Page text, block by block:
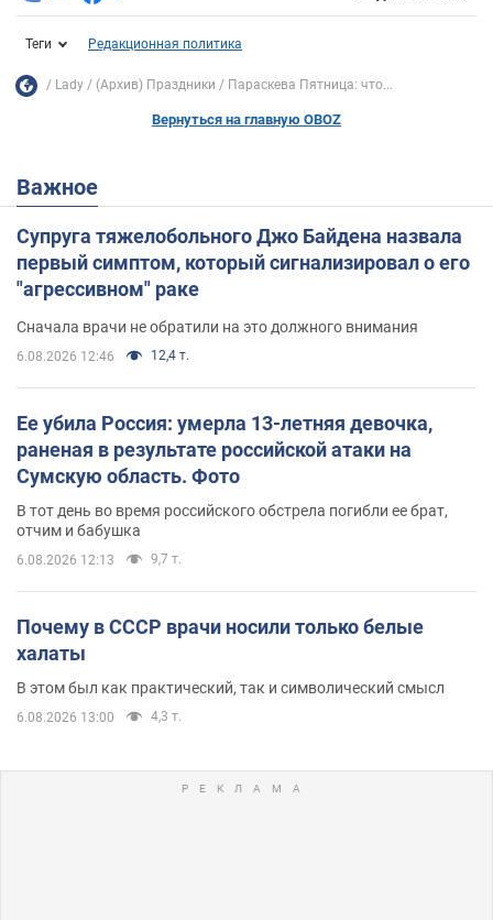
Теги Редакционная политика
Lady (Архив) Праздники Параскева Пятница: что...
Вернуться на главную OBOZ
Важное
Супруга тяжелобольного Джо Байдена назвала
первый симптом, который сигнализировал о его
"агрессивном" раке
Сначала врачи не обратили на это должного внимания
6.08.2026 12:46 12,4 т.
Ее убила Россия: умерла 13-летняя девочка,
раненая в результате российской атаки на
Сумскую область. Фото
В тот день во время российского обстрела погибли ее брат,
отчим и бабушка
6.08.2026 12:13 9,7 т.
Почему в СССР врачи носили только белые
халаты
В этом был как практический, так и символический смысл
6.08.2026 13:00 4,3 т.